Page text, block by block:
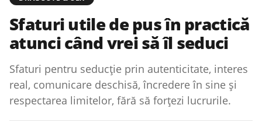
Sfaturi utile de pus în practică
atunci când vrei să îl seduci
Sfaturi pentru seducție prin autenticitate, interes
real, comunicare deschisă, încredere în sine și
respectarea limitelor, fără să forțezi lucrurile.